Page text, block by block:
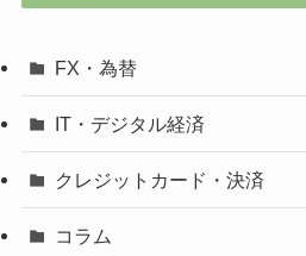
FX・為替
IT・デジタル経済
クレジットカード・決済
コラム